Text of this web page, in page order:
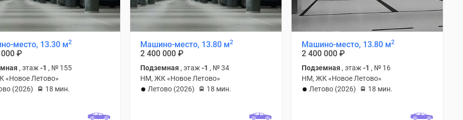
место, 13.30 м2
₽
, этаж-1 , № 155
«Новое Летово»
(2026)
18 мин.
Машино-место, 13.80 м2
2 400 000 ₽
Подземная , этаж-1 , № 34
НМ, ЖК «Новое Летово»
Летово (2026)
18 мин.
Машино-место, 13.80 м2
2 400 000 ₽
Подземная , этаж-1 , № 16
НМ, ЖК «Новое Летово»
Летово (2026)
18 мин.